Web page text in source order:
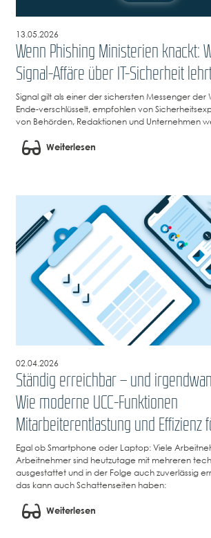
13.05.2026
Wenn Phishing Ministerien knackt:
Signal-Affäre über IT-Sicherheit
Signal gilt als einer der sichersten Messenger der
Ende-verschlüsselt, empfohlen von
von Behörden, Redaktionen und Unternehmen
Weiterlesen
02.04.2026
Ständig erreichbar – und
Wie moderne UCC-Funktionen
Mitarbeiterentlastung und Effizienz
Egal ob Smartphone oder Laptop: Viele
Arbeitnehmer sind heutzutage mit mehreren
ausgestattet und in der Folge auch zuverlässig
das kann auch Schattenseiten haben:
Weiterlesen